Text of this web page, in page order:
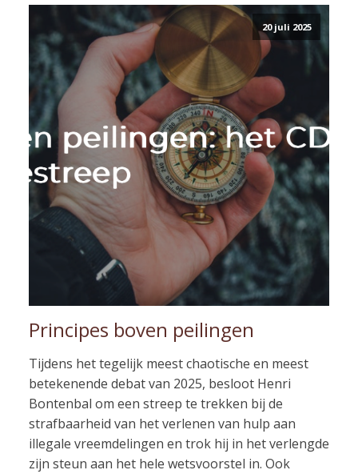
20 juli 2025
Principes boven peilingen
Tijdens het tegelijk meest chaotische en meest
betekenende debat van 2025, besloot Henri
Bontenbal om een streep te trekken bij de
strafbaarheid van het verlenen van hulp aan
illegale vreemdelingen en trok hij in het verlengde
zijn steun aan het hele wetsvoorstel in. Ook